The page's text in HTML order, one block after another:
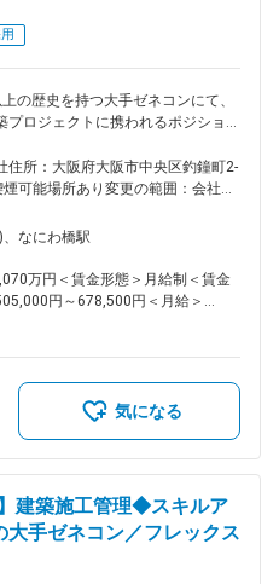
３０名弱在籍し、ライフステー
が整っているため、産育休から職場
、外部から幅広く経験者を採用
に応える組織づくりを進めていま
マンション、商業施設等の設計に
大規模の物件に携わりたい方 ・設
の主担当としてキャリアアップし
設計事務所出身者で大手ゼネコン
の定める業
の歴史を持つ大手ゼネコンにて、
ロジェクトに携われるポジション
～大規模物件を担当できるため、こ
で経験を積んできた方が、ワンラ
好の機会となります。社内には若手
さと働きやすさが両立した環境が
クト遂行、または責任者をサポート
～3件のプロジェクトを担当しま
スキルアップ・キャリアアップの両
助から主担当を目指したい方、設計
の幅を広げたい方にも最適な環境
実績があり、男性も取得実績もあ
スカジュアルなど働きやすい環境か
環境です。 ■組織構成： ・
在籍しており、うち５０％以上が若
整っているため、産育休から職場
住所：大阪府大阪市中央区釣鐘町2-
可能場所あり変更の範囲：会社の
ーク含む）
なにわ橋駅
万円＜賃金形態＞月給制＜賃金
円～678,500円＜月給＞
万／42歳：1150万※地域限定職
ら7割程度の提示になります。賃
であり、選考を通じて上下する可能
気になる
建築施工管理◆スキルア
手ゼネコン／フレックス